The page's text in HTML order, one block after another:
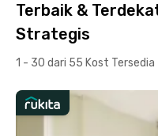
Terbaik &
Strategis
1 - 30 dari 55 Kost Tersedia